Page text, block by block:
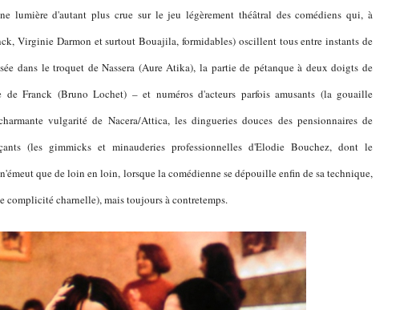
lumière d'autant plus crue sur le jeu légèrement théâtral des comédiens qui, à
Virginie Darmon et surtout Bouajila, formidables) oscillent tous entre instants de
dans le troquet de Nassera (Aure Atika), la partie de pétanque à deux doigts de
Franck (Bruno Lochet) – et numéros d'acteurs parfois amusants (la gouaille
vulgarité de Nacera/Attica, les dingueries douces des pensionnaires de
(les gimmicks et minauderies professionnelles d'Elodie Bouchez, dont le
que de loin en loin, lorsque la comédienne se dépouille enfin de sa technique,
complicité charnelle), mais toujours à contretemps.